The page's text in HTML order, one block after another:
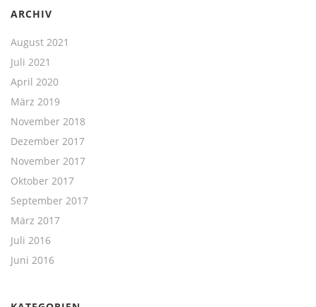
ARCHIV
August 2021
Juli 2021
April 2020
März 2019
November 2018
Dezember 2017
November 2017
Oktober 2017
September 2017
März 2017
Juli 2016
Juni 2016